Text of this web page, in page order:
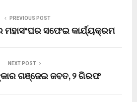
PREVIOUS POST
ମହାସଂଘର ସଫେଇ କାର୍ଯ୍ୟକ୍ରମ
NEXT POST
ଗଞ୍ଜେଇ ଜବତ, ୨ ଗିରଫ